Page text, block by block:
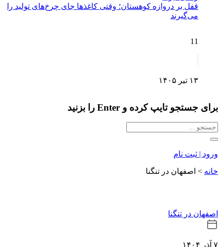
قفل بر دروازه کوهستان؛ وقتی کاغذها جای چرخ‌های تولید را
می‌گیرند
11
۱۳ تیر ۱۴۰۵
برای جستجو تایپ کرده و Enter را بزنید
ورود | ثبت نام
خانه > اصفهان در تنگنا
اصفهان در تنگنا
۷ آذر ۱۴۰۴